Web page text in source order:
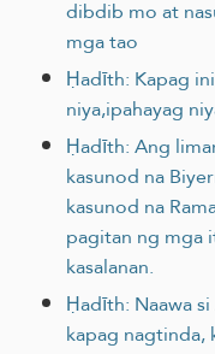
dibdib mo at
mga tao
Ḥadīth: Kapag
niya,ipahayag
Ḥadīth: Ang
kasunod na
kasunod na
pagitan ng mga
kasalanan.
Ḥadīth: Naawa
kapag nagtinda,